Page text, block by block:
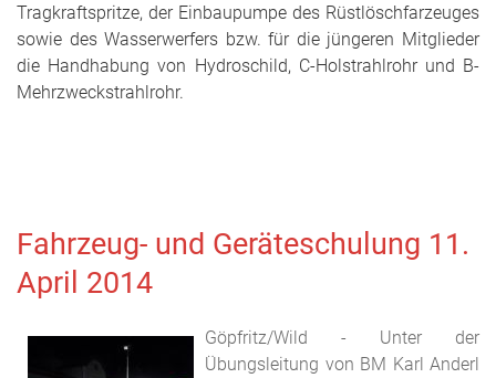
Tragkraftspritze, der Einbaupumpe des Rüstlöschfarzeuges
sowie des Wasserwerfers bzw. für die jüngeren Mitglieder
die Handhabung von Hydroschild, C-Holstrahlrohr und B-
Mehrzweckstrahlrohr.
Fahrzeug- und Geräteschulung 11.
April 2014
Göpfritz/Wild - Unter der
Übungsleitung von BM Karl Anderl